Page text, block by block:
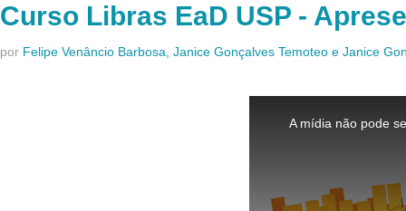
Curso Libras EaD USP -
por Felipe Venâncio Barbosa, Janice Gonçalves Temoteo e Janice
A mídia não pode